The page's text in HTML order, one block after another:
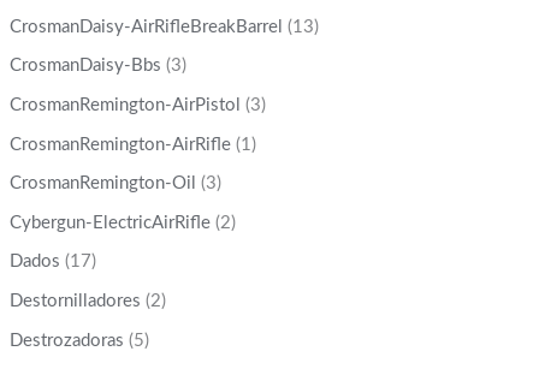
CrosmanDaisy-AirRifleBreakBarrel (13)
CrosmanDaisy-Bbs (3)
CrosmanRemington-AirPistol (3)
CrosmanRemington-AirRifle (1)
CrosmanRemington-Oil (3)
Cybergun-ElectricAirRifle (2)
Dados (17)
Destornilladores (2)
Destrozadoras (5)